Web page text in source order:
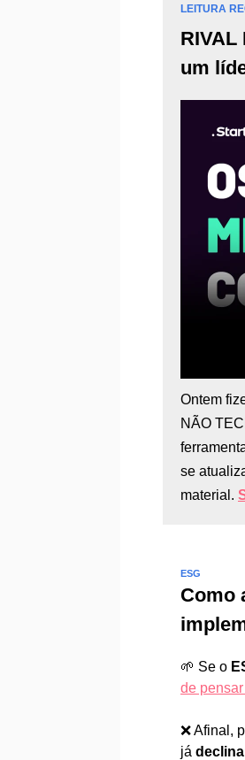
LEITURA
RIVAL
um
Ontem
NÃO
se
material.
ESG
Como
🌱 Se o
de
❌ Afinal,
já